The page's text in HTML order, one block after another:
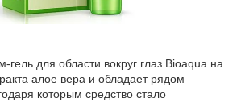
гель для области вокруг глаз Bioaqua на
алое вера и обладает рядом
которым средство стало